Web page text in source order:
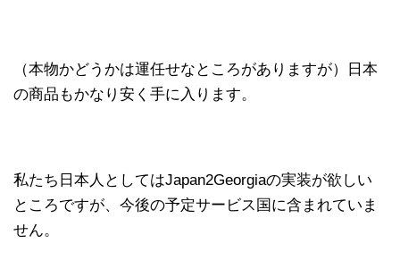
（本物かどうかは運任せなところがありますが）日本
の商品もかなり安く手に入ります。
私たち日本人としてはJapan2Georgiaの実装が欲しい
ところですが、今後の予定サービス国に含まれていま
せん。